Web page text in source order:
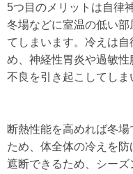
5つ目のメリットは自律
冬場などに室温の低い部
てしまいます。冷えは
め、神経性胃炎や過敏
不良を引き起こしてしま
断熱性能を高めれば冬
ため、体全体の冷えを
遮断できるため、シー